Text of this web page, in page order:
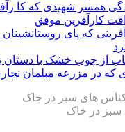
همسر شهیدی که کا
کارآفرین موفق
که پای
از چوب خشک با دستان
که در مزرعه مبلمان
های سبز در خاک